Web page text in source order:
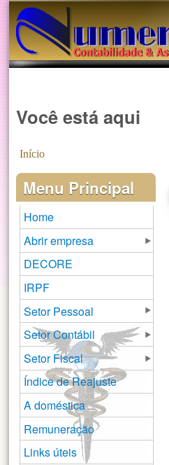
Você está aqui
Início
Menu Principal
Home
Abrir empresa
DECORE
IRPF
Setor Pessoal
Setor Contábil
Setor Fiscal
Índice de Reajuste
A doméstica
Remuneração
Links úteis